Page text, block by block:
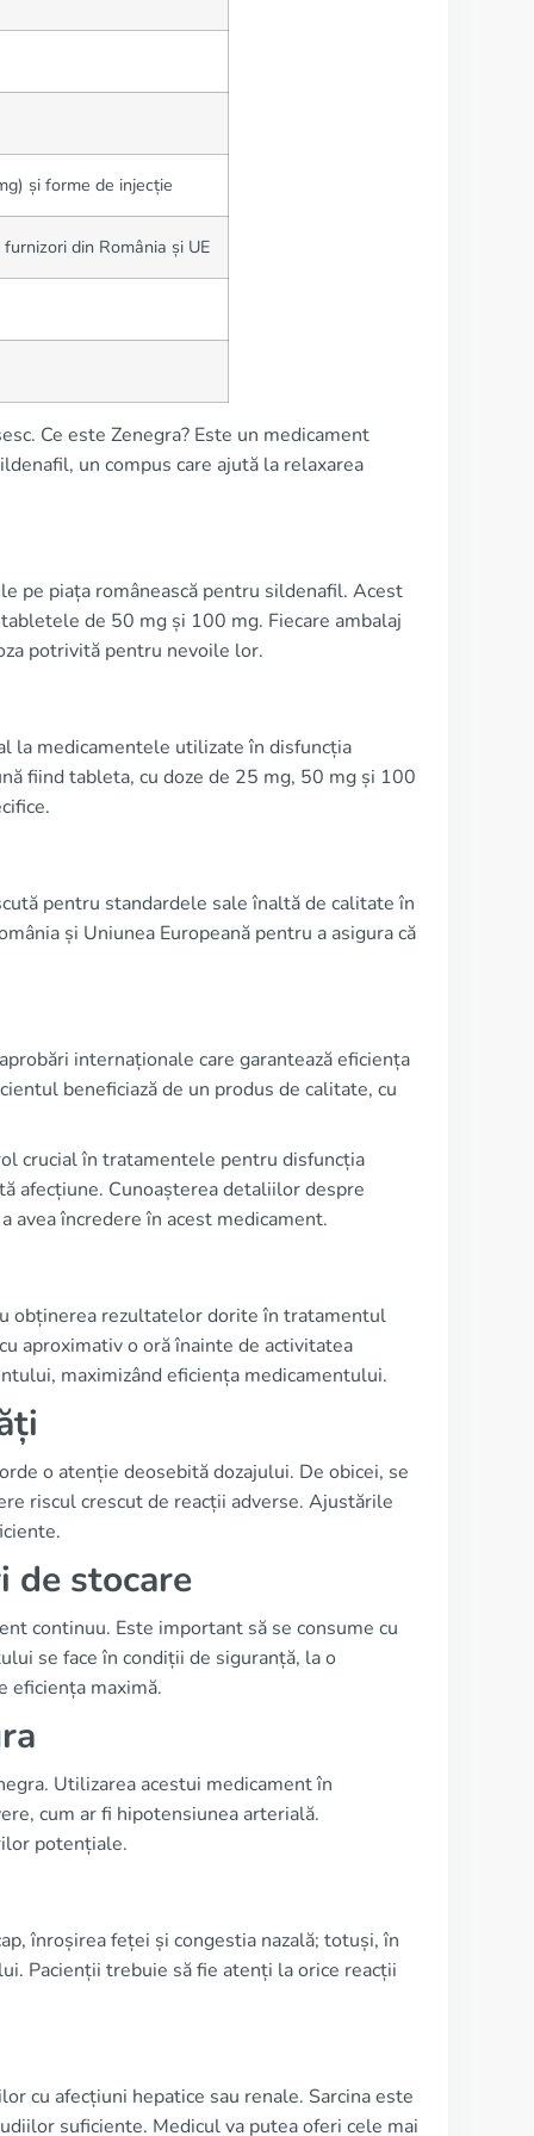
și forme de injecție
din România și UE
Ce este Zenegra? Este un medicament
un compus care ajută la relaxarea
pe piața românească pentru sildenafil. Acest
de 50 mg și 100 mg. Fiecare ambalaj
potrivită pentru nevoile lor.
la medicamentele utilizate în disfuncția
fiind tableta, cu doze de 25 mg, 50 mg și 100
pentru standardele sale înaltă de calitate în
și Uniunea Europeană pentru a asigura că
internaționale care garantează eficiența
beneficiază de un produs de calitate, cu
crucial în tratamentele pentru disfuncția
afecțiune. Cunoașterea detaliilor despre
încredere în acest medicament.
obținerea rezultatelor dorite în tratamentul
aproximativ o oră înainte de activitatea
maximizând eficiența medicamentului.
o atenție deosebită dozajului. De obicei, se
riscul crescut de reacții adverse. Ajustările
de stocare
continuu. Este important să se consume cu
se face în condiții de siguranță, la o
eficiența maximă.
Utilizarea acestui medicament în
cum ar fi hipotensiunea arterială.
potențiale.
înroșirea feței și congestia nazală; totuși, în
Pacienții trebuie să fie atenți la orice reacții
cu afecțiuni hepatice sau renale. Sarcina este
suficiente. Medicul va putea oferi cele mai